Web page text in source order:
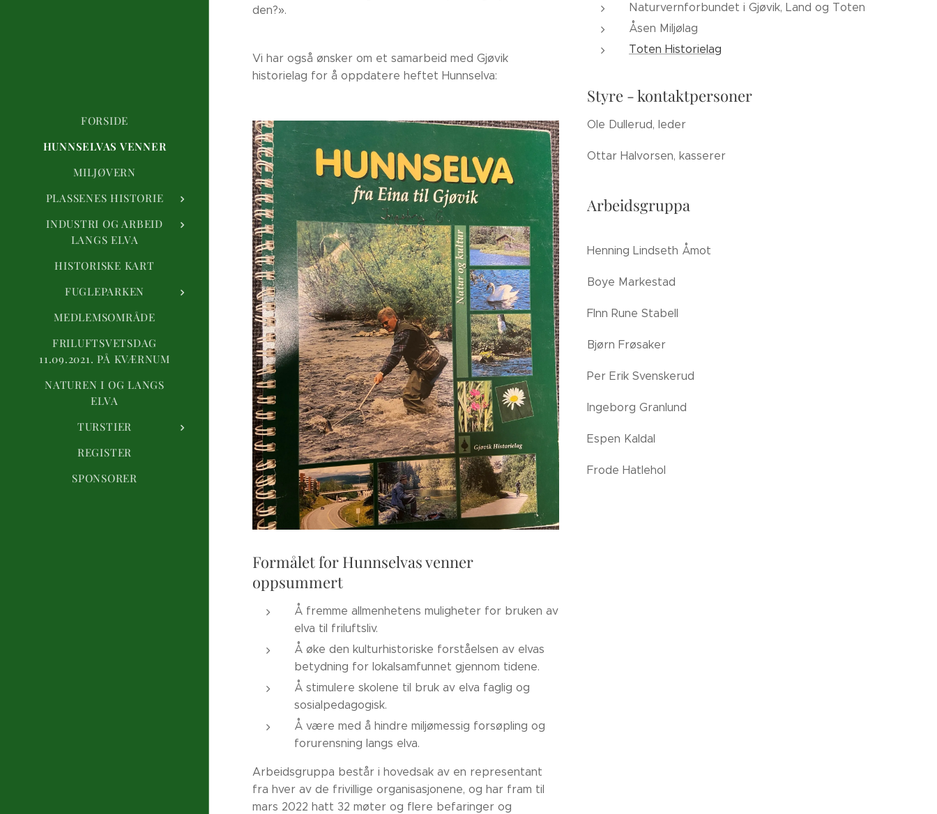
FORSIDE
HUNNSELVAS VENNER
MILJØVERN
PLASSENES HISTORIE
INDUSTRI OG ARBEID
LANGS ELVA
HISTORISKE KART
FUGLEPARKEN
MEDLEMSOMRÅDE
FRILUFTSVETSDAG
11.09.2021. PÅ KVÆRNUM
NATUREN I OG LANGS
ELVA
TURSTIER
REGISTER
SPONSORER
den?».
Vi har også ønsker om et samarbeid med Gjøvik
historielag for å oppdatere heftet Hunnselva:
Formålet for Hunnselvas venner
oppsummert
Å fremme allmenhetens muligheter for bruken av
elva til friluftsliv.
Å øke den kulturhistoriske forståelsen av elvas
betydning for lokalsamfunnet gjennom tidene.
Å stimulere skolene til bruk av elva faglig og
sosialpedagogisk.
Å være med å hindre miljømessig forsøpling og
forurensning langs elva.
Arbeidsgruppa består i hovedsak av en representant
fra hver av de frivillige organisasjonene, og har fram til
mars 2022 hatt 32 møter og flere befaringer og
Naturvernforbundet i Gjøvik, Land og Toten
Åsen Miljølag
Toten Historielag
Styre - kontaktpersoner
Ole Dullerud, leder
Ottar Halvorsen, kasserer
Arbeidsgruppa
Henning Lindseth Åmot
Boye Markestad
FInn Rune Stabell
Bjørn Frøsaker
Per Erik Svenskerud
Ingeborg Granlund
Espen Kaldal
Frode Hatlehol